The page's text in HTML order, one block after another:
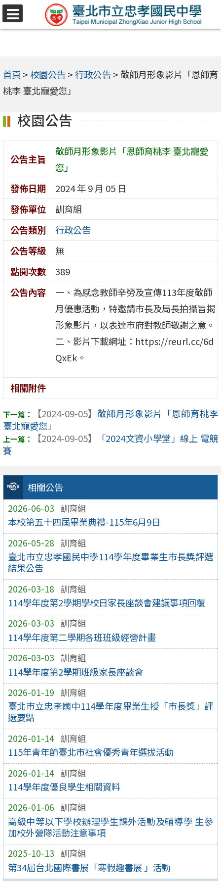
跳
至
內
容
選
首頁 > 校園公告> 行政公告>敬師月形象影片「恩師育
桃李 臺北寵愛您」
相關公告
2026-06-03 訓育組
本校第五十四屆畢業典禮-115年6月9日
2026-05-28 訓育組
臺北市立忠孝國民中學114學年度畢業生市長獎評選
結果公告
2026-03-18 訓育組
114學年度第2學期學校日家長座談會建議事項回覆
2026-03-03 訓育組
114學年度第二學期各班班級經營計畫
2026-03-03 訓育組
114學年度第2學期班級家長座談會
2026-01-19 訓育組
臺北市立忠孝國中114學年度畢業生授「市長獎」評
選要點
2026-01-14 訓育組
115年青年節臺北市社會優秀青年選拔活動
2026-01-14 訓育組
114學年度優良學生相關資料
2026-01-06 訓育組
高級中等以下學校辦理學生課外活動及輔導學 生參
加校外營隊活動注意事項
2025-10-13 訓育組
第34屆台北國際書展「寒假趣書展 」活動
校園公告
公告主旨
敬師月形象影片「恩師育桃李 臺北寵愛
您」
發佈日期
2024 年 9 月 05 日
發佈單位
訓育組
公告類別
行政公告
公告等級
無
點閱次數
389
公告內容
一、為感念教師辛勞及宣傳113年度敬師
月優惠活動，特邀請市長及局長拍攝旨揭
形象影片，以表達市府對教師敬謝之意。
二、影片下載網址：https://reurl.cc/6d
QxEk。
相關附件
【2024-09-05】 敬師月形象影片「恩師育桃李
臺北寵愛您」
【2024-09-05】
「2024文資小學堂」線上 電競
賽